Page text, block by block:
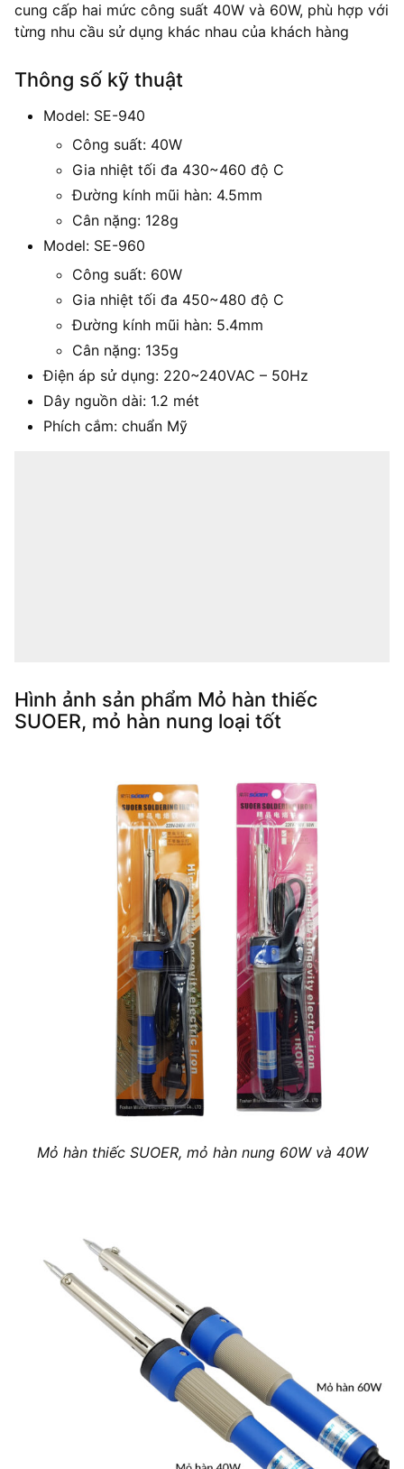
cung cấp hai mức công suất 40W và 60W, phù hợp với
từng nhu cầu sử dụng khác nhau của khách hàng
Thông số kỹ thuật
Model: SE-940
Công suất: 40W
Gia nhiệt tối đa 430~460 độ C
Đường kính mũi hàn: 4.5mm
Cân nặng: 128g
Model: SE-960
Công suất: 60W
Gia nhiệt tối đa 450~480 độ C
Đường kính mũi hàn: 5.4mm
Cân nặng: 135g
Điện áp sử dụng: 220~240VAC – 50Hz
Dây nguồn dài: 1.2 mét
Phích cắm: chuẩn Mỹ
Hình ảnh sản phẩm Mỏ hàn thiếc
SUOER, mỏ hàn nung loại tốt
Mỏ hàn thiếc SUOER, mỏ hàn nung 60W và 40W